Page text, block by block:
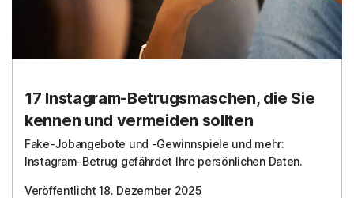
17 Instagram-Betrugsmaschen, die Sie
kennen und vermeiden sollten
Fake-Jobangebote und -Gewinnspiele und mehr:
Instagram-Betrug gefährdet Ihre persönlichen Daten.
Veröffentlicht 18. Dezember 2025